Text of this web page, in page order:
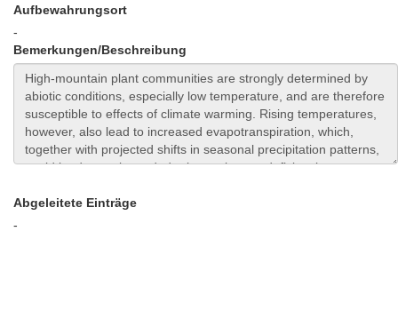
Aufbewahrungsort
-
Bemerkungen/Beschreibung
Abgeleitete Einträge
-